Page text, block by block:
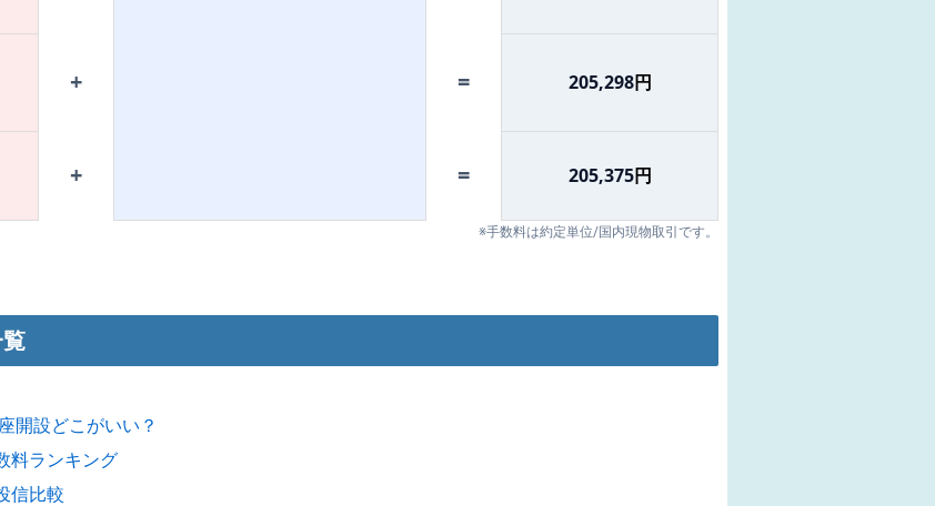
+ = 205,298円
+ = 205,375円
※手数料は約定単位/国内現物取引です。
開設どこがいい？
料ランキング
信比較